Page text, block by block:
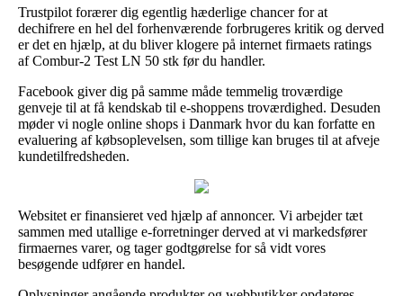
Trustpilot forærer dig egentlig hæderlige chancer for at
dechifrere en hel del forhenværende forbrugeres kritik og derved
er det en hjælp, at du bliver klogere på internet firmaets ratings
af Combur-2 Test LN 50 stk før du handler.
Facebook giver dig på samme måde temmelig troværdige
genveje til at få kendskab til e-shoppens troværdighed. Desuden
møder vi nogle online shops i Danmark hvor du kan forfatte en
evaluering af købsoplevelsen, som tillige kan bruges til at afveje
kundetilfredsheden.
Websitet er finansieret ved hjælp af annoncer. Vi arbejder tæt
sammen med utallige e-forretninger derved at vi markedsfører
firmaernes varer, og tager godtgørelse for så vidt vores
besøgende udfører en handel.